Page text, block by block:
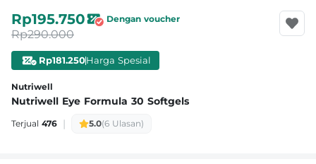
Nutriwell
Nutriwell Eye Formula 30 Softgels
Terjual 476 | 5.0(6 Ulasan)
Rp195.750 Dengan voucher
Rp290.000
Rp181.250Harga Spesial